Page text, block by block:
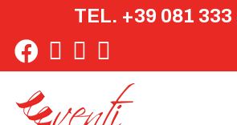
TEL. +39 081 333